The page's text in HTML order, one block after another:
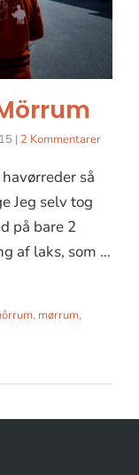
| 2 Kommentarer
så
Jeg selv tog
på bare 2
af laks, som …
, mørrum,